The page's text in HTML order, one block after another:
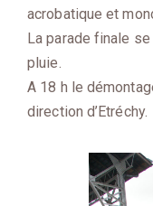
acrobatique et
La parade finale
pluie.
A 18 h le
direction d’Etréchy.